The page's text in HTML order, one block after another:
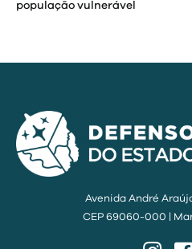
população vulnerável
Avenida André
CEP 69060-000 |